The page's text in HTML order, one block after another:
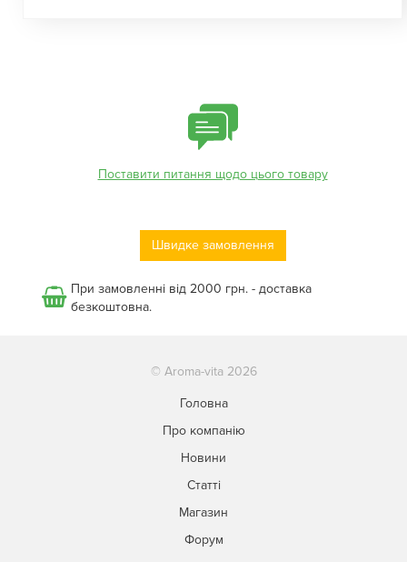
Поставити питання щодо цього товару
Швидке замовлення
При замовленні від 2000 грн. - доставка
безкоштовна.
© Aroma-vita 2026
Головна
Про компанію
Новини
Статті
Магазин
Форум